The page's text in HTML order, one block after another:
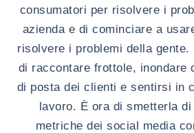
consumatori per risolvere i
azienda e di cominciare a
risolvere i problemi della
di raccontare frottole, inondare
di posta dei clienti e sentirsi in
lavoro. È ora di smetterla
metriche dei social media